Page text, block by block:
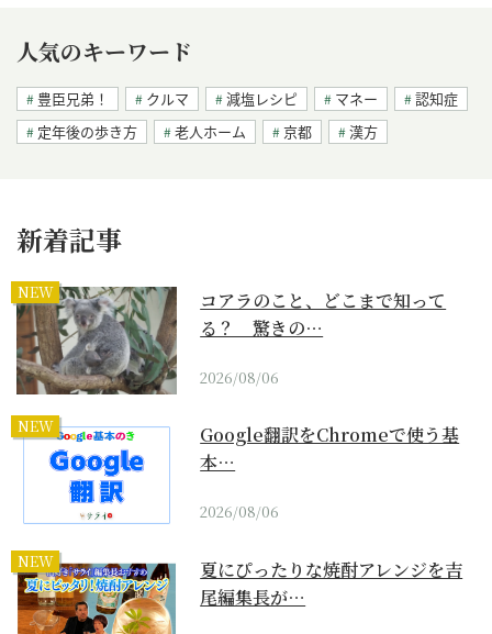
人気のキーワード
豊臣兄弟！ クルマ 減塩レシピ マネー
認知症
定年後の歩き方
老人ホーム 京都 漢方
新着記事
NEW
コアラのこと、どこまで知って
る？ 驚きの…
2026/08/06
NEW
Google翻訳をChromeで使う基
本…
2026/08/06
NEW
夏にぴったりな焼酎アレンジを吉
尾編集長が…